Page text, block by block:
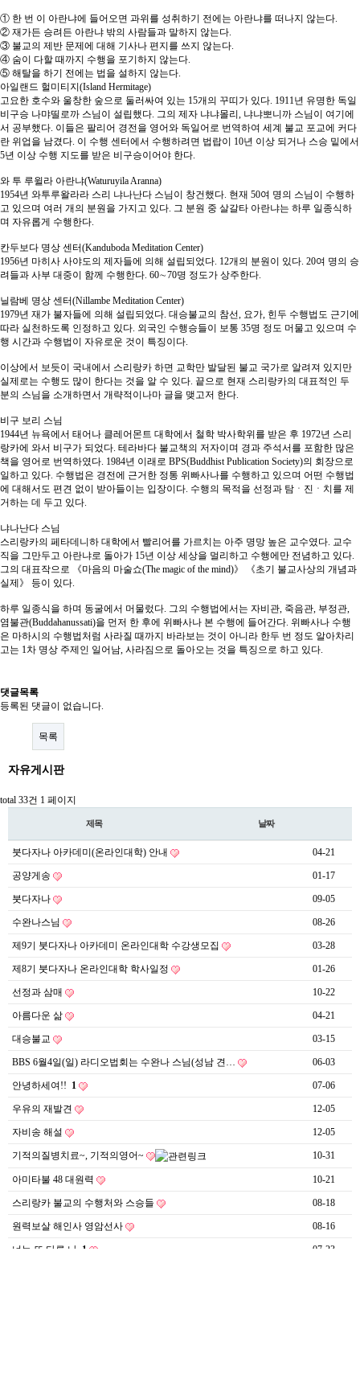
① 한 번 이 아란냐에 들어오면 과위를 성취하기 전에는 아란냐를 떠나지 않는다.
② 재가든 승려든 아란냐 밖의 사람들과 말하지 않는다.
③ 불교의 제반 문제에 대해 기사나 편지를 쓰지 않는다.
④ 숨이 다할 때까지 수행을 포기하지 않는다.
⑤ 해탈을 하기 전에는 법을 설하지 않는다.
아일랜드 헐미티지(Island Hermitage)
고요한 호수와 울창한 숲으로 둘러싸여 있는 15개의 꾸띠가 있다. 1911년 유명한 독일
비구승 나먀띨로까 스님이 설립했다. 그의 제자 냐냐몰리, 냐냐뽀니까 스님이 여기에
서 공부했다. 이들은 팔리어 경전을 영어와 독일어로 번역하여 세계 불교 포교에 커다
란 위업을 남겼다. 이 수행 센터에서 수행하려면 법랍이 10년 이상 되거나 스승 밑에서
5년 이상 수행 지도를 받은 비구승이어야 한다.
와 투 루윌라 아란냐(Waturuyila Aranna)
1954년 와투루왈라라 스리 냐나난다 스님이 창건했다. 현재 50여 명의 스님이 수행하
고 있으며 여러 개의 분원을 가지고 있다. 그 분원 중 살갈타 아란냐는 하루 일종식하
며 자유롭게 수행한다.
칸두보다 명상 센터(Kanduboda Meditation Center)
1956년 마히사 사야도의 제자들에 의해 설립되었다. 12개의 분원이 있다. 20여 명의 승
려들과 사부 대중이 함께 수행한다. 60∼70명 정도가 상주한다.
닐람베 명상 센터(Nillambe Meditation Center)
1979년 재가 불자들에 의해 설립되었다. 대승불교의 참선, 요가, 힌두 수행법도 근기에
따라 실천하도록 인정하고 있다. 외국인 수행승들이 보통 35명 정도 머물고 있으며 수
행 시간과 수행법이 자유로운 것이 특징이다.
이상에서 보듯이 국내에서 스리랑카 하면 교학만 발달된 불교 국가로 알려져 있지만
실제로는 수행도 많이 한다는 것을 알 수 있다. 끝으로 현재 스리랑카의 대표적인 두
분의 스님을 소개하면서 개략적이나마 글을 맺고저 한다.
비구 보리 스님
1944년 뉴욕에서 태어나 클레어몬트 대학에서 철학 박사학위를 받은 후 1972년 스리
랑카에 와서 비구가 되었다. 테라바다 불교책의 저자이며 경과 주석서를 포함한 많은
책을 영어로 번역하였다. 1984년 이래로 BPS(Buddhist Publication Society)의 회장으로
일하고 있다. 수행법은 경전에 근거한 정통 위빠사나를 수행하고 있으며 어떤 수행법
에 대해서도 편견 없이 받아들이는 입장이다. 수행의 목적을 선정과 탐ㆍ진ㆍ치를 제
거하는 데 두고 있다.
냐나난다 스님
스리랑카의 페타데니하 대학에서 빨리어를 가르치는 아주 명망 높은 교수였다. 교수
직을 그만두고 아란냐로 돌아가 15년 이상 세상을 멀리하고 수행에만 전념하고 있다.
그의 대표작으로 《마음의 마술쇼(The magic of the mind)》 《초기 불교사상의 개념과
실제》 등이 있다.
하루 일종식을 하며 동굴에서 머물렀다. 그의 수행법에서는 자비관, 죽음관, 부정관,
염불관(Buddahanussati)을 먼저 한 후에 위빠사나 본 수행에 들어간다. 위빠사나 수행
은 마하시의 수행법처럼 사라질 때까지 바라보는 것이 아니라 한두 번 정도 알아차리
고는 1차 명상 주제인 일어남, 사라짐으로 돌아오는 것을 특징으로 하고 있다.
댓글목록
등록된 댓글이 없습니다.
목록
자유게시판
total 33건 1 페이지
제목 날짜
붓다자나 아카데미(온라인대학) 안내 04-21
공양게송 01-17
붓다자나 09-05
수완나스님 08-26
제9기 붓다자나 아카데미 온라인대학 수강생모집 03-28
제8기 붓다자나 온라인대학 학사일정 01-26
선정과 삼매 10-22
아름다운 삶 04-21
대승불교 03-15
BBS 6월4일(일) 라디오법회는 수완나 스님(성남 견… 06-03
안녕하세여!! 1 07-06
우유의 재발견 12-05
자비송 해설 12-05
기적의질병치료~, 기적의영어~ 10-31
아미타불 48 대원력 10-21
스리랑카 불교의 수행처와 스승들 08-18
원력보살 해인사 영암선사 08-16
너는 또 다른 나 1 07-23